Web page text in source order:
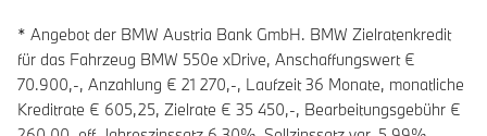
* Angebot der BMW Austria Bank GmbH. BMW Zielratenkredit
für das Fahrzeug BMW 550e xDrive, Anschaffungswert €
70.900,-, Anzahlung € 21 270,-, Laufzeit36 Monate, monatliche
Kreditrate € 605,25, Zielrate € 35 450,-, Bearbeitungsgebühr €